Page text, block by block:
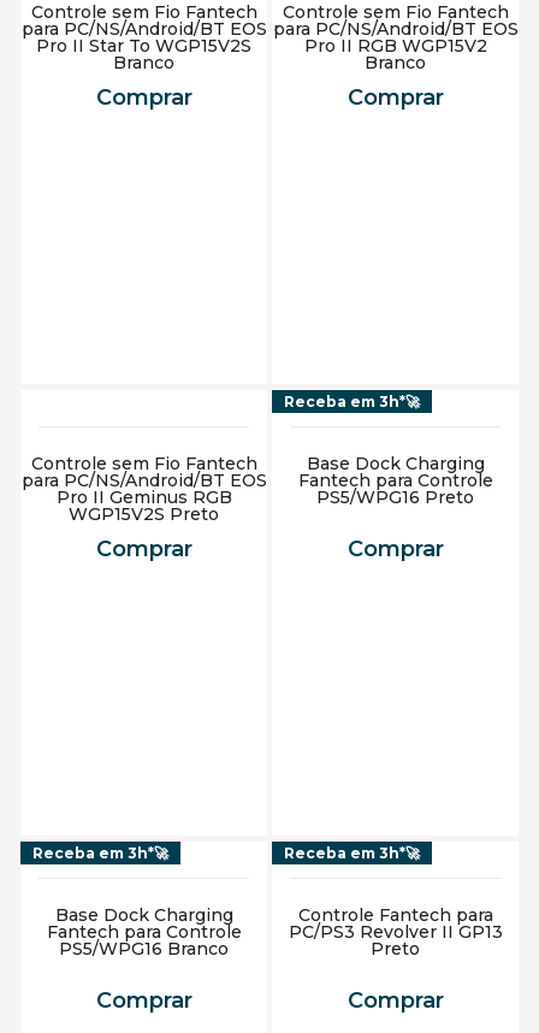
Controle sem Fio Fantech
para PC/NS/Android/BT EOS
Pro II Star To WGP15V2S
Branco
Comprar
Controle sem Fio Fantech
para PC/NS/Android/BT EOS
Pro II RGB WGP15V2
Branco
Comprar
Controle sem Fio Fantech
para PC/NS/Android/BT EOS
Pro II Geminus RGB
WGP15V2S Preto
Comprar
Receba em 3h*🚀
Base Dock Charging
Fantech para Controle
PS5/WPG16 Preto
Comprar
Receba em 3h*🚀
Base Dock Charging
Fantech para Controle
PS5/WPG16 Branco
Comprar
Receba em 3h*🚀
Controle Fantech para
PC/PS3 Revolver II GP13
Preto
Comprar